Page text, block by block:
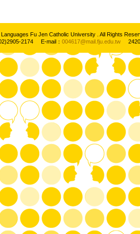
Fu Jen Catholic University . All Rights
2174 E-mail： 004617@mail.fju.edu.tw